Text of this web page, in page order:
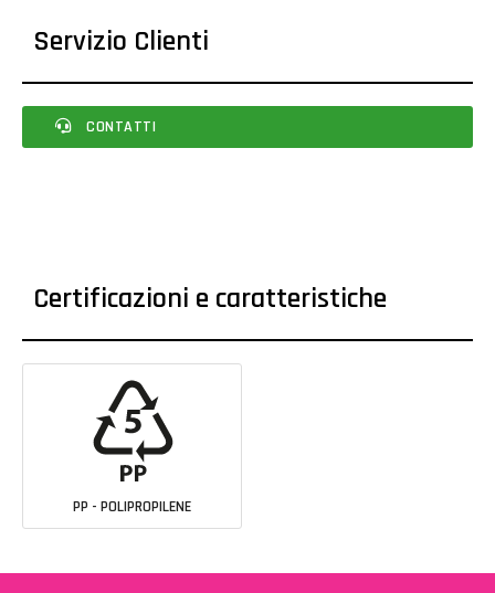
Servizio Clienti
CONTATTI
Certificazioni e caratteristiche
PP - POLIPROPILENE